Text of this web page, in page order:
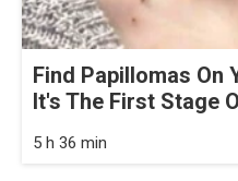
Find Papillomas On
It's The First Stage
5 h 36 min